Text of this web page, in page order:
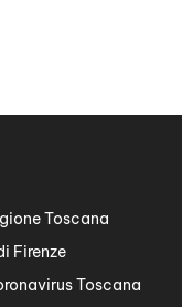
Toscana
Firenze
Toscana